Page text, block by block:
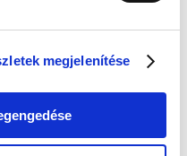
megjelenítése